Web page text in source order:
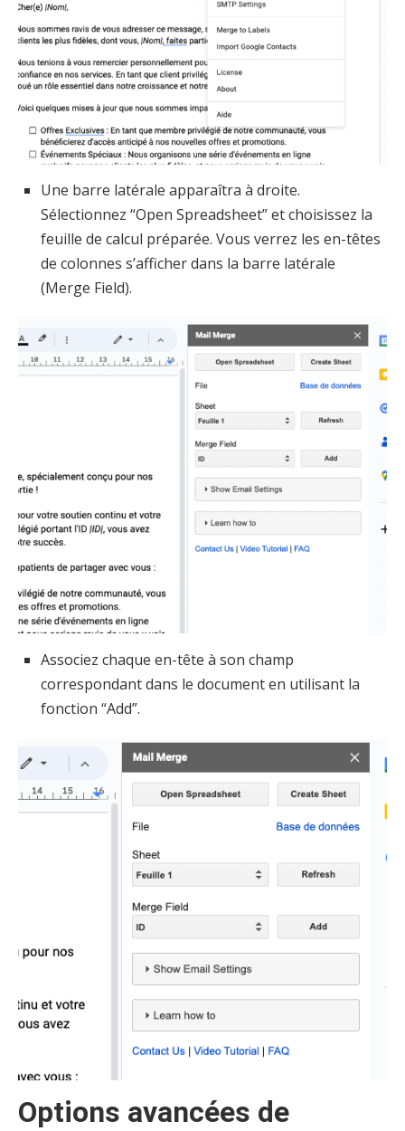
Une barre latérale apparaîtra à droite.
Sélectionnez “Open Spreadsheet” et choisissez la
feuille de calcul préparée. Vous verrez les en-têtes
de colonnes s’afficher dans la barre latérale
(Merge Field).
Associez chaque en-tête à son champ
correspondant dans le document en utilisant la
fonction “Add”.
Options avancées de